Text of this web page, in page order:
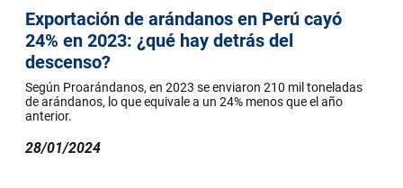
Exportación de arándanos en Perú cayó
24% en 2023: ¿qué hay detrás del
descenso?
Según Proarándanos, en 2023 se enviaron 210 mil toneladas
de arándanos, lo que equivale a un 24% menos que el año
anterior.
28/01/2024